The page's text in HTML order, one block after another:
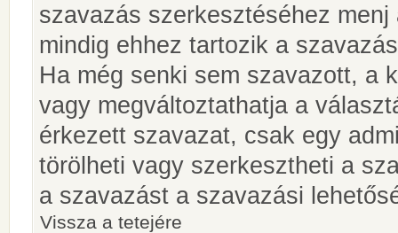
szavazás szerkesztéséhez
mindig ehhez tartozik a
Ha még senki sem szavazott, a
vagy megváltoztathatja a
érkezett szavazat, csak egy
törölheti vagy szerkesztheti a
a szavazást a szavazási
Vissza a tetejére